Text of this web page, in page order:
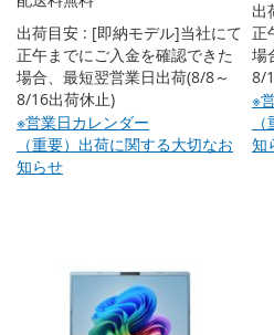
出荷目安 : [即納モデル]当社にて
正午までにご入金を確認できた
場合、最短翌営業日出荷(8/8～
8/16出荷休止)
※営業日カレンダー
（重要）出荷に関する大切なお
知らせ
出
正
場
8/
※
知